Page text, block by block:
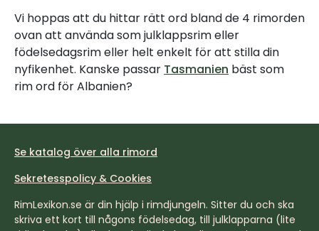
Vi hoppas att du hittar rätt ord bland de 4 rimorden
ovan att använda som julklappsrim eller
födelsedagsrim eller helt enkelt för att stilla din
nyfikenhet. Kanske passar Tasmanien bäst som
rim ord för Albanien?
Se katalog över alla rimord
Sekretesspolicy & Cookies
RimLexikon.se är din hjälp i rimdjungeln. Sitter du och ska
skriva ett kort till någons födelsedag, till julklapparna (lite